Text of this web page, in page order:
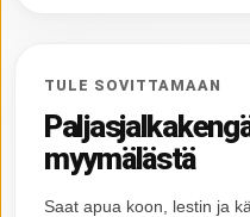
TULE SOVITTAMAAN
myymälästä
Saat apua koon, lestin ja